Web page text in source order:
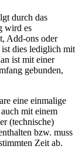
durch das
wird es
Add-ons oder
dies lediglich mit
ist mit einer
gebunden,
eine einmalige
mit einem
(technische)
bzw. muss
Zeit ab.